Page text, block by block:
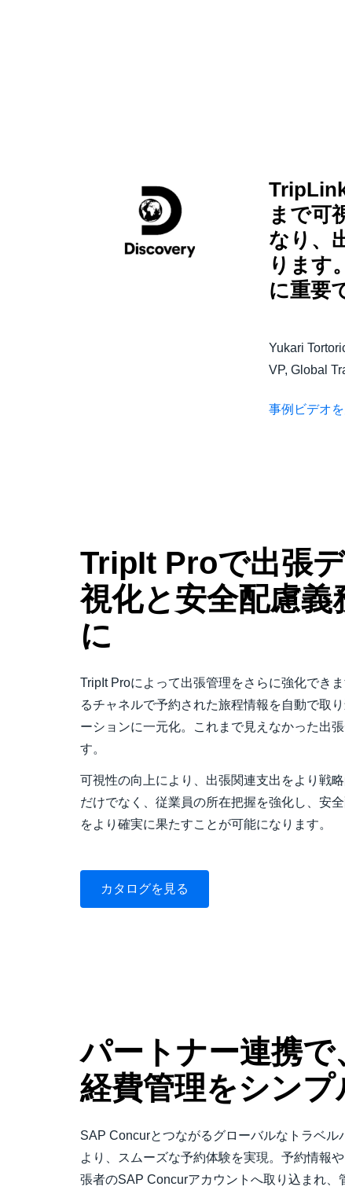
まで可
なり、
ります
に重要
Yukari
VP, Global
事例ビデオを
TripIt Proで出張
視化と安全配慮義
に
TripIt Proによって出張管理をさらに強化でき
るチャネルで予約された旅程情報を自動で取
ーションに一元化。これまで見えなかった出
す。
可視性の向上により、出張関連支出をより戦
だけでなく、従業員の所在把握を強化し、安
をより確実に果たすことが可能になります。
カタログを見る
パートナー連携で
経費管理をシンプ
SAP Concurとつながるグローバルなトラベル
より、スムーズな予約体験を実現。予約情報
張者のSAP Concurアカウントへ取り込まれ、